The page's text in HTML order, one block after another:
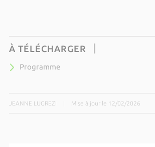
À TÉLÉCHARGER
Programme
JEANNE LUGREZI Mise à jour le 12/02/2026